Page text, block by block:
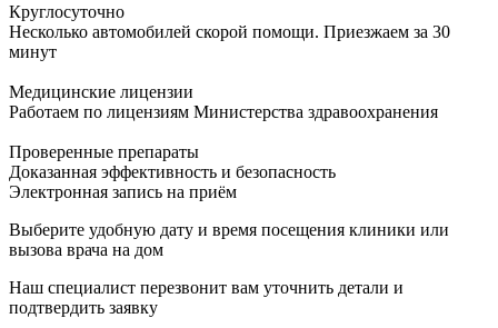
Круглосуточно
Несколько автомобилей скорой помощи. Приезжаем за 30
минут
Медицинские лицензии
Работаем по лицензиям Министерства здравоохранения
Проверенные препараты
Доказанная эффективность и безопасность
Электронная запись на приём
Выберите удобную дату и время посещения клиники или
вызова врача на дом
Наш специалист перезвонит вам уточнить детали и
подтвердить заявку